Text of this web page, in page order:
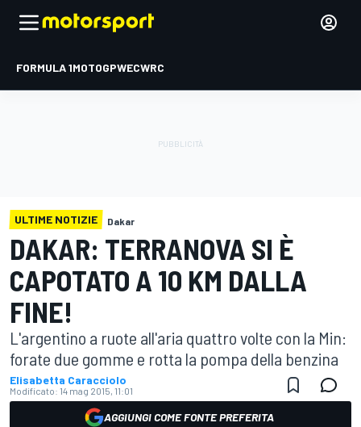
FORMULA 1MOTOGPWECWRC
ULTIME NOTIZIE Dakar
DAKAR: TERRANOVA SI È
CAPOTATO A 10 KM DALLA
FINE!
L'argentino a ruote all'aria quattro volte con la Min:
forate due gomme e rotta la pompa della benzina
Elisabetta Caracciolo
Modificato: 14 mag 2015, 11:01
AGGIUNGI COME FONTE PREFERITA